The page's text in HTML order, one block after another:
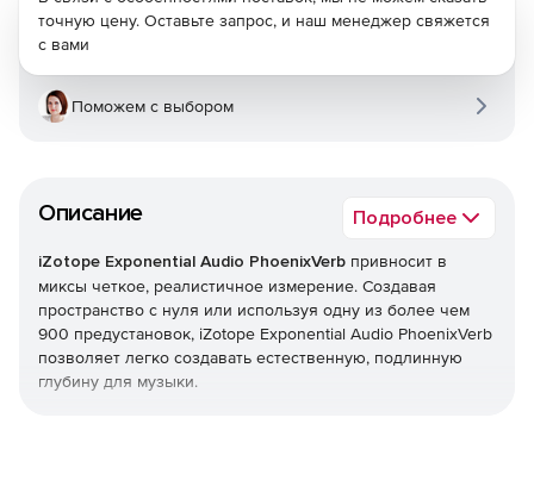
Описание Подробнее
iZotope Exponential Audio PhoenixVerb привносит в
миксы четкое, реалистичное измерение. Создавая
пространство с нуля или используя одну из более чем
900 предустановок, iZotope Exponential Audio PhoenixVerb
позволяет легко создавать естественную, подлинную
глубину для музыки.
точную цену. Оставьте запрос, и наш менеджер свяжется
с вами
Поможем с выбором